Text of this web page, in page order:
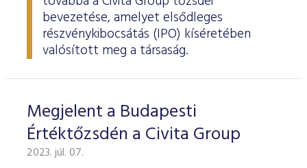
bevezetése, amelyet elsődleges
részvénykibocsátás (IPO) kíséretében
valósított meg a társaság.
Megjelent a Budapesti
Értéktőzsdén a Civita Group
2023. júl. 07.